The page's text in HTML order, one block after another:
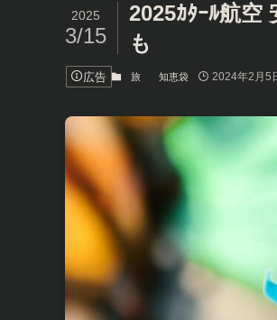
2025ｶﾀｰﾙ航空
も
2025
3/15
広告 旅 知恵袋 2024年2月5